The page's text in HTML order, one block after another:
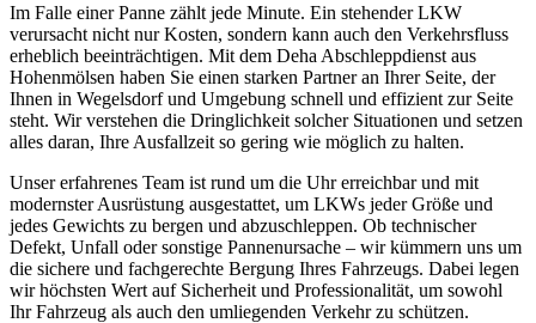
Im Falle einer Panne zählt jede Minute. Ein stehender LKW
verursacht nicht nur Kosten, sondern kann auch den Verkehrsfluss
erheblich beeinträchtigen. Mit dem Deha Abschleppdienst aus
Hohenmölsen haben Sie einen starken Partner an Ihrer Seite, der
Ihnen in Wegelsdorf und Umgebung schnell und effizient zur Seite
steht. Wir verstehen die Dringlichkeit solcher Situationen und setzen
alles daran, Ihre Ausfallzeit so gering wie möglich zu halten.
Unser erfahrenes Team ist rund um die Uhr erreichbar und mit
modernster Ausrüstung ausgestattet, um LKWs jeder Größe und
jedes Gewichts zu bergen und abzuschleppen. Ob technischer
Defekt, Unfall oder sonstige Pannenursache – wir kümmern uns um
die sichere und fachgerechte Bergung Ihres Fahrzeugs. Dabei legen
wir höchsten Wert auf Sicherheit und Professionalität, um sowohl
Ihr Fahrzeug als auch den umliegenden Verkehr zu schützen.